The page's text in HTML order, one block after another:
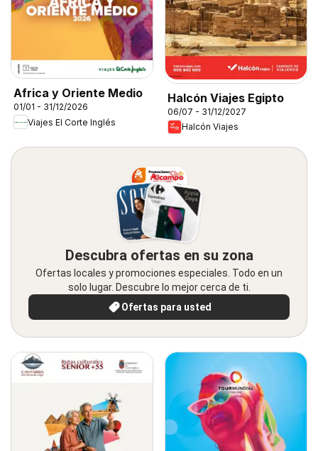
Africa y Oriente Medio
01/01 - 31/12/2026
Viajes El Corte Inglés
Halcón Viajes Egipto
06/07 - 31/12/2027
Halcón Viajes
Descubra ofertas en su zona
Ofertas locales y promociones especiales. Todo en un
solo lugar. Descubre lo mejor cerca de ti.
Ofertas para usted